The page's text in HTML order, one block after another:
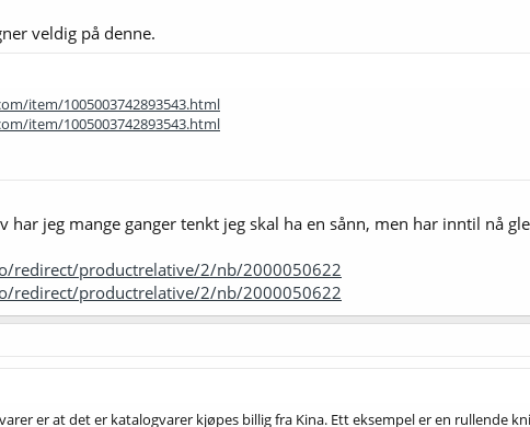
veldig på denne.
item/1005003742893543.html
item/1005003742893543.html
har jeg mange ganger tenkt jeg skal ha en sånn, men har inntil nå
redirect/productrelative/2/nb/2000050622
redirect/productrelative/2/nb/2000050622
er at det er katalogvarer kjøpes billig fra Kina. Ett eksempel er en rullende